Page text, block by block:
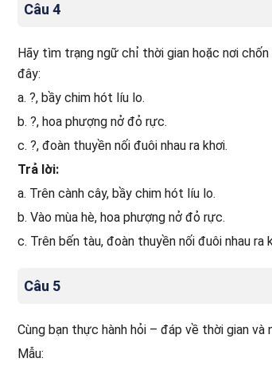
Câu 4
Hãy tìm trạng ngữ chỉ thời gian hoặc nơi
đây:
a. ?, bầy chim hót líu lo.
b. ?, hoa phượng nở đỏ rực.
c. ?, đoàn thuyền nối đuôi nhau ra khơi.
Trả lời:
a. Trên cành cây, bầy chim hót líu lo.
b. Vào mùa hè, hoa phượng nở đỏ rực.
c. Trên bến tàu, đoàn thuyền nối đuôi nhau ra
Câu 5
Cùng bạn thực hành hỏi – đáp về thời gian và
Mẫu: